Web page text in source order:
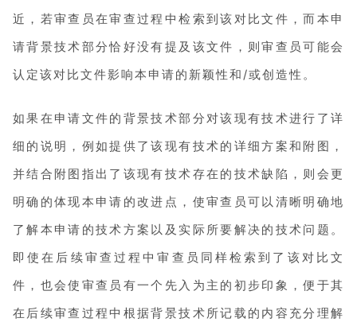
近，若审查员在审查过程中检索到该对比文件，而本申
请背景技术部分恰好没有提及该文件，则审查员可能会
认定该对比文件影响本申请的新颖性和/或创造性。
如果在申请文件的背景技术部分对该现有技术进行了详
细的说明，例如提供了该现有技术的详细方案和附图，
并结合附图指出了该现有技术存在的技术缺陷，则会更
明确的体现本申请的改进点，使审查员可以清晰明确地
了解本申请的技术方案以及实际所要解决的技术问题。
即使在后续审查过程中审查员同样检索到了该对比文
件，也会使审查员有一个先入为主的初步印象，便于其
在后续审查过程中根据背景技术所记载的内容充分理解